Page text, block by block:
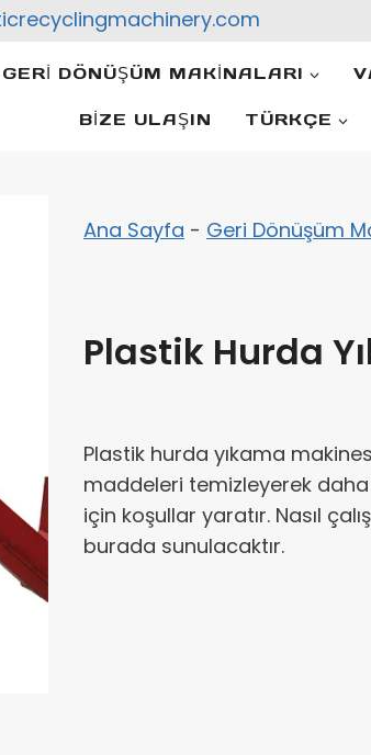
GERI DÖNÜŞÜM MAKINALARI
BIZE ULAŞIN TÜRKÇE
Ana Sayfa - Geri Dönüşüm
Plastik Hurda
Plastik hurda yıkama
maddeleri temizleyerek
için koşullar yaratır. Nasıl
burada sunulacaktır.